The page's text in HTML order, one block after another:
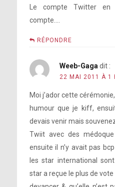
Le compte Twitter
compte….
RÉPONDRE
Weeb-Gaga dit :
22 MAI 2011 À 1
Moi j’ador cette
humour que je kiff,
devais venir mais
Twiit avec des
ensuite il n’y avait pas
les star international
star a reçue le plus de